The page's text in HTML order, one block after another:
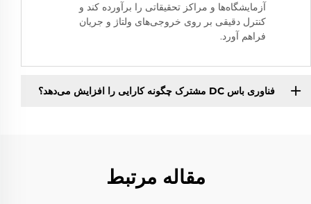
آزمایشگاه‌ها و مراکز تحقیقاتی را برآورده کند و
کنترل دقیقی بر روی خروجی‌های ولتاژ و جریان
فراهم آورد.
فناوری باس DC مشترک چگونه کارایی را افزایش می‌دهد؟
مقاله مرتبط